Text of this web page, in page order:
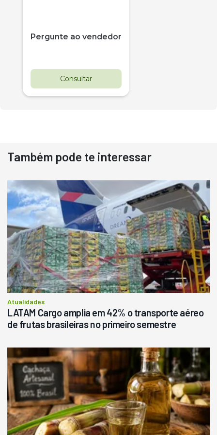
Pergunte ao vendedor
Consultar
Destaque
Usado
Pá Carregadeira Cat 966
Ano 1987
Londrina
R$ 145.000
Consultar
Também pode te interessar
Atualidades
LATAM Cargo amplia em 42% o transporte aéreo
de frutas brasileiras no primeiro semestre